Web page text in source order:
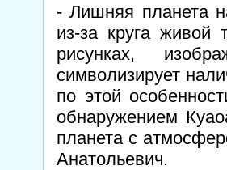
- Лишняя планета
из-за круга живой
рисунках,
символизирует
по этой
обнаружением
планета с
Анатольевич.